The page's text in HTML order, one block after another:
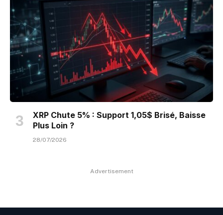
XRP Chute 5% : Support 1,05$ Brisé, Baisse
Plus Loin ?
28/07/2026
Advertisement